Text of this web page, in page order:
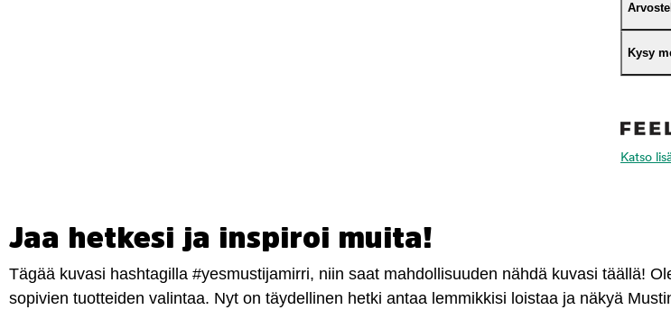
Kysy
Katso
Jaa hetkesi ja inspiroi muita!
Tägää kuvasi hashtagilla #yesmustijamirri, niin saat mahdollisuuden nähdä kuvasi täällä!
sopivien tuotteiden valintaa. Nyt on täydellinen hetki antaa lemmikkisi loistaa ja näkyä